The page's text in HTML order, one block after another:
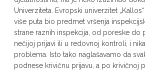
Univerziteta. Evropski univerzitet
više puta bio predmet vršenja
strane raznih inspekcija, od poreske do
nečijoj prijavi ili u redovnoj kontroli, i
problema. Isto tako naglašavamo da
podnese krivičnu prijavu, a po krivičnoj